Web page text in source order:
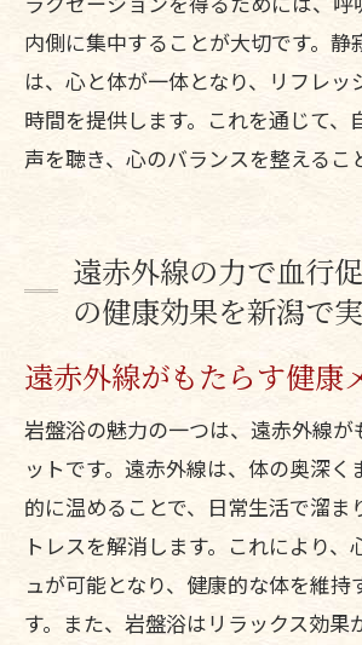
内側に集中することが大切です。静
は、心と体が一体となり、リフレッ
時間を提供します。これを通じて、
声を聴き、心のバランスを整えるこ
遠赤外線の力で血行
の健康効果を新潟で
遠赤外線がもたらす健康
岩盤浴の魅力の一つは、遠赤外線が
ットです。遠赤外線は、体の奥深
的に温めることで、日常生活で溜ま
トレスを解消します。これにより、
ュが可能となり、健康的な体を維持
す。また、岩盤浴はリラックス効果